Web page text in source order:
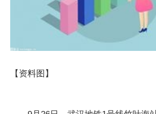
【资料图】